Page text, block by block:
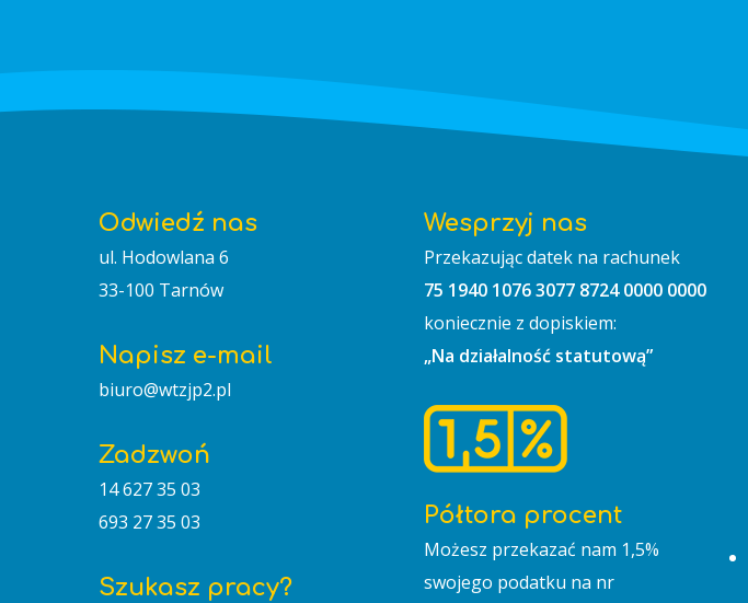
Odwiedź nas
ul. Hodowlana 6
33-100 Tarnów
Napisz e-mail
biuro@wtzjp2.pl
Zadzwoń
14 627 35 03
693 27 35 03
Szukasz pracy?
Wesprzyj nas
Przekazując datek na rachunek
75 1940 1076 3077 8724 0000 0000
koniecznie z dopiskiem:
„Na działalność statutową”
Półtora procent
Możesz przekazać nam 1,5%
swojego podatku na nr